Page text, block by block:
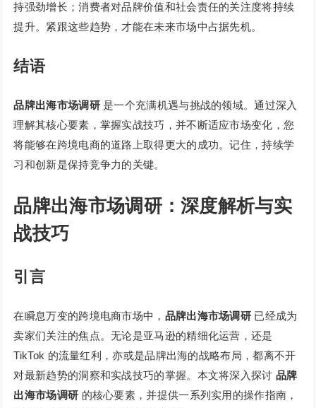
持强劲增长；消费者对品牌价值和社会责任的关注度将持续
提升。紧跟这些趋势，才能在未来市场中占据先机。
结语
品牌出海市场调研是一个充满机遇与挑战的领域。通过深入
理解其核心要素，掌握实战技巧，并不断适应市场变化，您
将能够在跨境电商的道路上取得更大的成功。记住，持续学
习和创新是保持竞争力的关键。
品牌出海市场调研：深度解析与实
战技巧
引言
在瞬息万变的跨境电商市场中， 品牌出海市场调研 已经成为
卖家们关注的焦点。无论是亚马逊的精细化运营，还是
TikTok 的流量红利，亦或是品牌出海的战略布局，都离不开
对最新趋势的洞察和实战技巧的掌握。本文将深入探讨 品牌
出海市场调研 的核心要素，并提供一系列实用的操作指南，